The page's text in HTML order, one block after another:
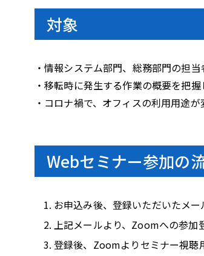
対象
・情報システム部門、総務部門の担当
・移転時に発生する作業の概要を把
・コロナ禍で、オフィスの利用用途
Webセミナー参加の
お申込み後、登録いただいたメ
上記メールより、Zoomへの参加
登録後、Zoomよりセミナー視聴